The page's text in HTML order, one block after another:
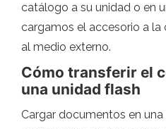
catálogo a su unidad o en
cargamos el accesorio a
al medio externo.
Cómo transferir el
una unidad flash
Cargar documentos en